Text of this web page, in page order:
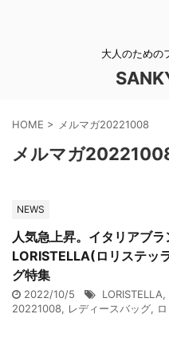
大人のための
HOME > メルマガ20221008
メルマガ
NEWS
人気急上昇。イタリアブラ
LORISTELLA(ロリステッ
グ特集
2022/10/5 LORISTELLA,
20221008, レディースバッグ,